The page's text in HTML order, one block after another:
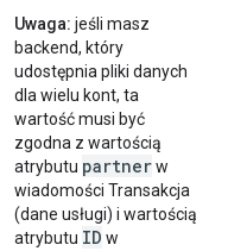
Uwaga: jeśli masz
backend, który
udostępnia pliki danych
dla wielu kont, ta
wartość musi być
zgodna z wartością
atrybutu partnerw
wiadomości Transakcja
(dane usługi) i wartością
atrybutu ID w